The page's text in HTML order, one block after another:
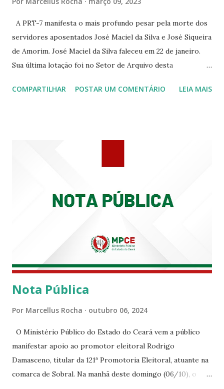
A PRT-7 manifesta o mais profundo pesar pela morte dos
servidores aposentados José Maciel da Silva e José Siqueira
de Amorim. José Maciel da Silva faleceu em 22 de janeiro.
Sua última lotação foi no Setor de Arquivo desta
Siqueira Amorim faleceu em 28 de fevereiro e encerrou a
COMPARTILHAR POSTAR UM COMENTÁRIO LEIA MAIS
Nota Pública
Por Marcellus Rocha outubro 06, 2024
O Ministério Público do Estado do Ceará vem a público
manifestar apoio ao promotor eleitoral Rodrigo
Damasceno, titular da 121ª Promotoria Eleitoral, atuante na
comarca de Sobral. Na manhã deste domingo (06/10), o